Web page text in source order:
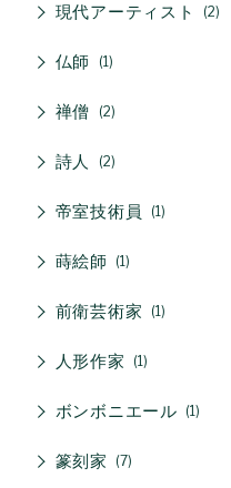
現代アーティスト 2
仏師 1
禅僧 2
詩人 2
帝室技術員 1
蒔絵師 1
前衛芸術家 1
人形作家 1
ボンボニエール 1
篆刻家 7